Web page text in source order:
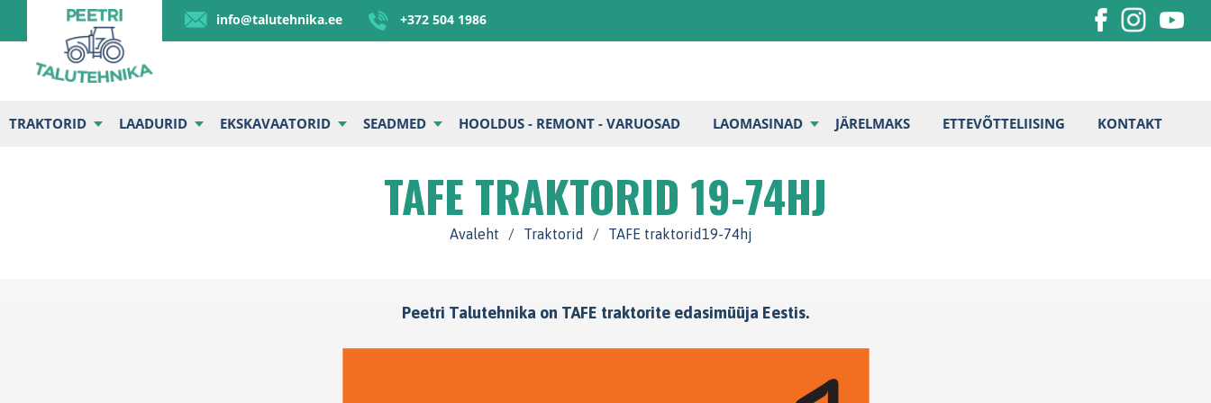
info@talutehnika.ee +372 504 1986
TRAKTORID LAADURID EKSKAVAATORID SEADMED HOOLDUS - REMONT - VARUOSAD LAOMASINAD JÄRELMAKS ETTEVÕTTELIISING KONTAKT
TAFE TRAKTORID 19-74HJ
Avaleht / Traktorid / TAFE traktorid19-74hj
Peetri Talutehnika on TAFE traktorite edasimüüja Eestis.